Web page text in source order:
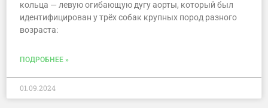
кольца — левую огибающую дугу аорты, который был
идентифицирован у трёх собак крупных пород разного
возраста:
ПОДРОБНЕЕ »
01.09.2024